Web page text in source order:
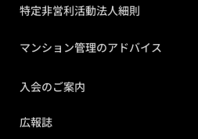
特定非営利活動法人細則
マンション管理のアドバイス
入会のご案内
広報誌